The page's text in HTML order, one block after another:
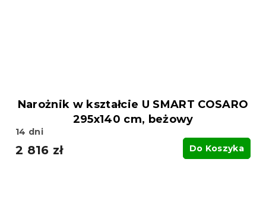
Narożnik w kształcie U SMART COSARO
295x140 cm, beżowy
14 dni
2 816 zł Do Koszyka